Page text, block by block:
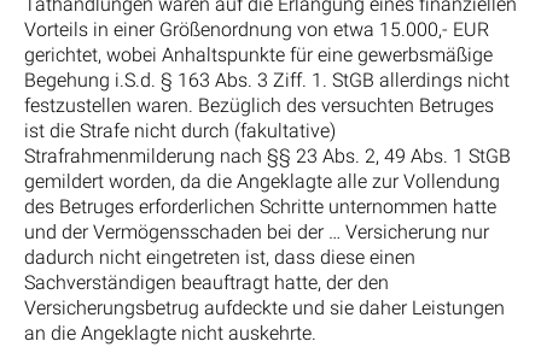
Vorteils in einer Größenordnung von etwa 15.000,- EUR
gerichtet, wobei Anhaltspunkte für eine gewerbsmäßige
Begehung i.S.d. § 163 Abs. 3 Ziff. 1. StGB allerdings nicht
festzustellen waren. Bezüglich des versuchten Betruges
ist die Strafe nicht durch (fakultative)
Strafrahmenmilderung nach §§ 23 Abs. 2, 49 Abs. 1 StGB
gemildert worden, da die Angeklagte alle zur Vollendung
des Betruges erforderlichen Schritte unternommen hatte
und der Vermögensschaden bei der … Versicherung nur
dadurch nicht eingetreten ist, dass diese einen
Sachverständigen beauftragt hatte, der den
Versicherungsbetrug aufdeckte und sie daher Leistungen
an die Angeklagte nicht auskehrte.